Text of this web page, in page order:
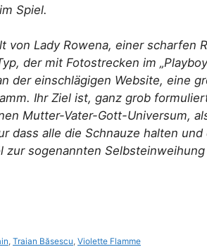
im Spiel.
von Lady Rowena, einer scharfen
der mit Fotostrecken im
der einschlägigen Website, eine
Ihr Ziel ist, ganz grob
Mutter-Vater-Gott-Universum,
dass alle die Schnauze halten
zur sogenannten
,Traian Băsescu ,Violette Flamme